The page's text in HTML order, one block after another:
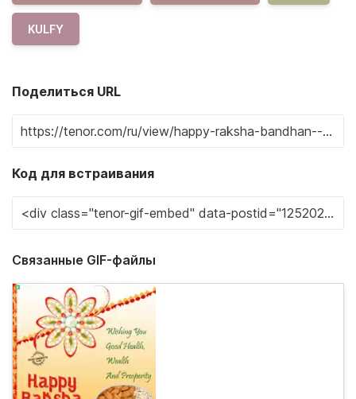
KULFY
Поделиться URL
Код для встраивания
Связанные GIF-файлы